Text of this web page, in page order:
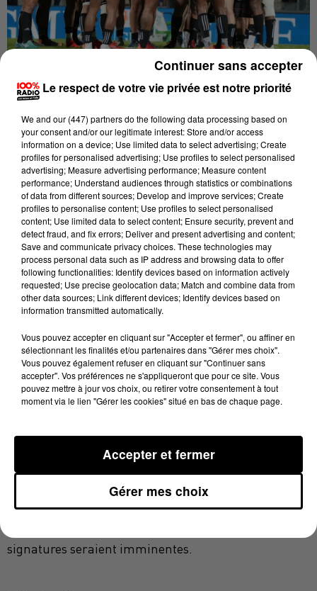
Publié : 26 juin 2022 à 10h48 par La Rédaction
L'US Montauban est en passe de terminer son
recrutement avec 2 joueurs évoluant en Top 14.
Selon nos informations, il s’agit des deux Géorgiens
de Brive, le 3e ligne centre Otar Giorgadze et l’ouvreur
Tedo Abzhandadze. Concernant Otar Giorgadze (26
ans), il s’agit d’un joli coup réalisé par les dirigeants
sapiacains. Un temps annoncé partant pour Bayonne
par la presse spécialisée, le solide numéro 8 (1m93,
110 kg) devrait finalement poser ses valises en Tarn et
Garonne. International géorgien (30 sélections), il a
participé à 8 matchs de Top 14 cette saison. Formé à
Clermont, il a la particularité de posséder le statut de
JIFF(Joueur issu de la formation française).
Le demi d’ouverture Tedo Abzhandadze (23 ans) vient
renforcer la ligne de trois-quarts montalbanaise. En 3
saisons à Brive, l’international géorgien (18
sélections) a participé à 28 matchs (18 en Top 14 et 10
en Challenge Cup). Les dirigeants de l’USM auraient
signatures seraient imminentes.
Le respect de votre vie privée est notre priorité
We and our (447) partnersdo the following data processing based on
your consent and/or our legitimate interest: Store and/or access
information on a device; Use limited data to select advertising; Create
profiles for personalised advertising; Use profiles to select personalised
advertising; Measure advertising performance; Measure content
performance; Understand audiences through statistics or combinations
of data from different sources; Develop and improve services; Create
profiles to personalise content; Use profiles to select personalised
content; Use limited data to select content; Ensure security, prevent and
detect fraud, and fix errors; Deliver and present advertising and content;
Save and communicate privacy choices. These technologies may
process personal data such as IP address and browsing data to offer
following functionalities: Identify devices based on information actively
requested; Use precise geolocation data; Match and combine data from
other data sources; Link different devices; Identify devices based on
information transmitted automatically.
Vous pouvez accepter en cliquant sur "Accepter et fermer", ou affiner en
sélectionnant les finalités et/ou partenaires dans "Gérer mes choix".
Vous pouvez également refuser en cliquant sur "Continuer sans
accepter". Vos préférences ne s'appliqueront que pour ce site. Vous
pouvez mettre à jour vos choix, ou retirer votre consentement à tout
moment via le lien "Gérer les cookies" situé en bas de chaque page.
Gérer mes choix
Accepter et fermer
Continuer sans accepter